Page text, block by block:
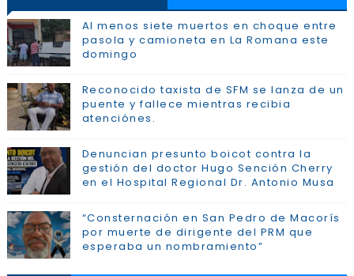
Al menos siete muertos en choque entre
pasola y camioneta en La Romana este
domingo
Reconocido taxista de SFM se lanza de un
puente y fallece mientras recibia
atenciónes.
Denuncian presunto boicot contra la
gestión del doctor Hugo Sención Cherry
en el Hospital Regional Dr. Antonio Musa
“Consternación en San Pedro de Macorís
por muerte de dirigente del PRM que
esperaba un nombramiento”